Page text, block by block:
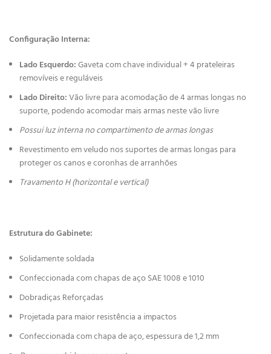
Configuração Interna:
Lado Esquerdo:Gaveta com chave individual + 4 prateleiras
removíveis e reguláveis
Lado Direito:Vão livre para acomodação de 4 armas longas no
suporte, podendo acomodar mais armas neste vão livre
Possui luz interna no compartimento de armas longas
Revestimento em veludo nos suportes de armas longas para
proteger os canos e coronhas de arranhões
Travamento H (horizontal e vertical)
Estrutura do Gabinete:
Solidamente soldada
Confeccionada com chapas de aço SAE 1008 e 1010
Dobradiças Reforçadas
Projetada para maior resistência a impactos
Confeccionada com chapa de aço, espessura de 1,2 mm